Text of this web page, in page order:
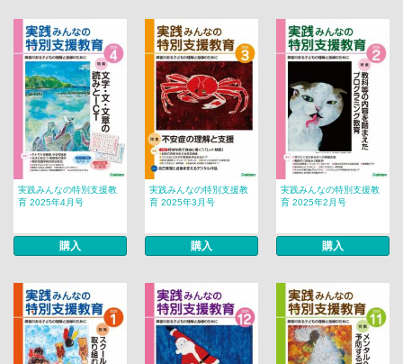
実践みんなの特別支援教
育 2025年4月号
購入
実践みんなの特別支援教
育 2025年3月号
購入
実践みんなの特別支援教
育 2025年2月号
購入